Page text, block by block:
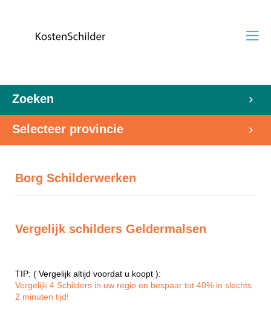
Zoeken
Selecteer provincie
Borg Schilderwerken
Vergelijk schilders Geldermalsen
TIP: ( Vergelijk altijd voordat u koopt ):
Vergelijk 4 Schilders in uw regio en bespaar tot 40% in slechts
2 minuten tijd!